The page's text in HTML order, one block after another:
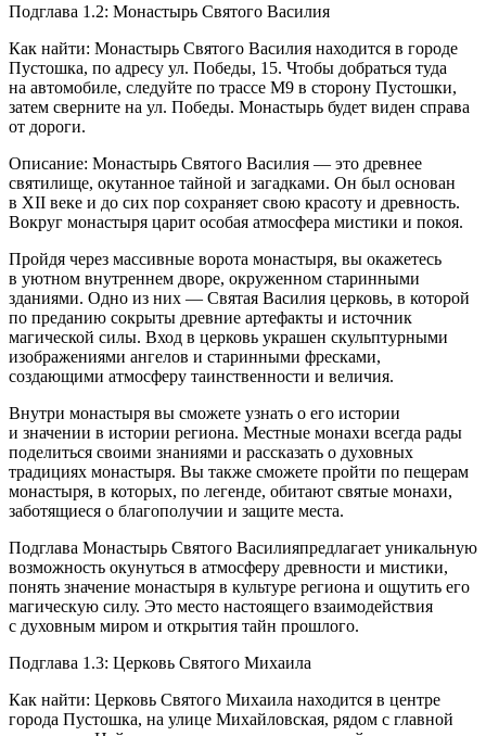
Подглава 1.2: Монастырь Святого Василия
Как найти: Монастырь Святого Василия находится в городе
Пустошка, по адресу ул. Победы, 15. Чтобы добраться туда
на автомобиле, следуйте по трассе М9 в сторону Пустошки,
затем сверните на ул. Победы. Монастырь будет виден справа
от дороги.
Описание: Монастырь Святого Василия — это древнее
святилище, окутанное тайной и загадками. Он был основан
в XII веке и до сих пор сохраняет свою красоту и древность.
Вокруг монастыря царит особая атмосфера мистики и покоя.
Пройдя через массивные ворота монастыря, вы окажетесь
в уютном внутреннем дворе, окруженном старинными
зданиями. Одно из них — Святая Василия церковь, в которой
по преданию сокрыты древние артефакты и источник
магической силы. Вход в церковь украшен скульптурными
изображениями ангелов и старинными фресками,
создающими атмосферу таинственности и величия.
Внутри монастыря вы сможете узнать о его истории
и значении в истории региона. Местные монахи всегда рады
поделиться своими знаниями и рассказать о духовных
традициях монастыря. Вы также сможете пройти по пещерам
монастыря, в которых, по легенде, обитают святые монахи,
заботящиеся о благополучии и защите места.
Подглава Монастырь Святого Василияпредлагает уникальную
возможность окунуться в атмосферу древности и мистики,
понять значение монастыря в культуре региона и ощутить его
магическую силу. Это место настоящего взаимодействия
с духовным миром и открытия тайн прошлого.
Подглава 1.3: Церковь Святого Михаила
Как найти: Церковь Святого Михаила находится в центре
города Пустошка, на улице Михайловская, рядом с главной